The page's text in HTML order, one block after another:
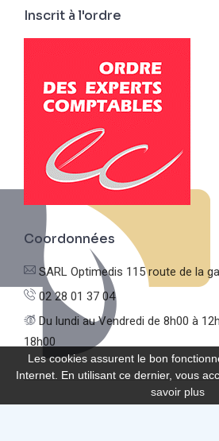
Inscrit à l'ordre
Coordonnées
SARL Optimedis 115 route de la
02 28 01 37 04
Du lundi au Vendredi de 8h00 à
18h00
Les cookies assurent le bon
Internet. En utilisant ce dernier, vous
savoir plus